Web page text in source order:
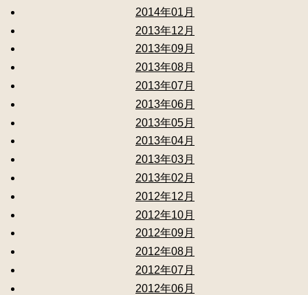
2014年01月
2013年12月
2013年09月
2013年08月
2013年07月
2013年06月
2013年05月
2013年04月
2013年03月
2013年02月
2012年12月
2012年10月
2012年09月
2012年08月
2012年07月
2012年06月